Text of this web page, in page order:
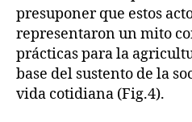
presuponer que estos
representaron un mito
prácticas para la
base del sustento de la
vida cotidiana (Fig.4).